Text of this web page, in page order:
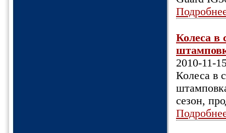
Колеса в
2010-11-
Колеса в
сезон,